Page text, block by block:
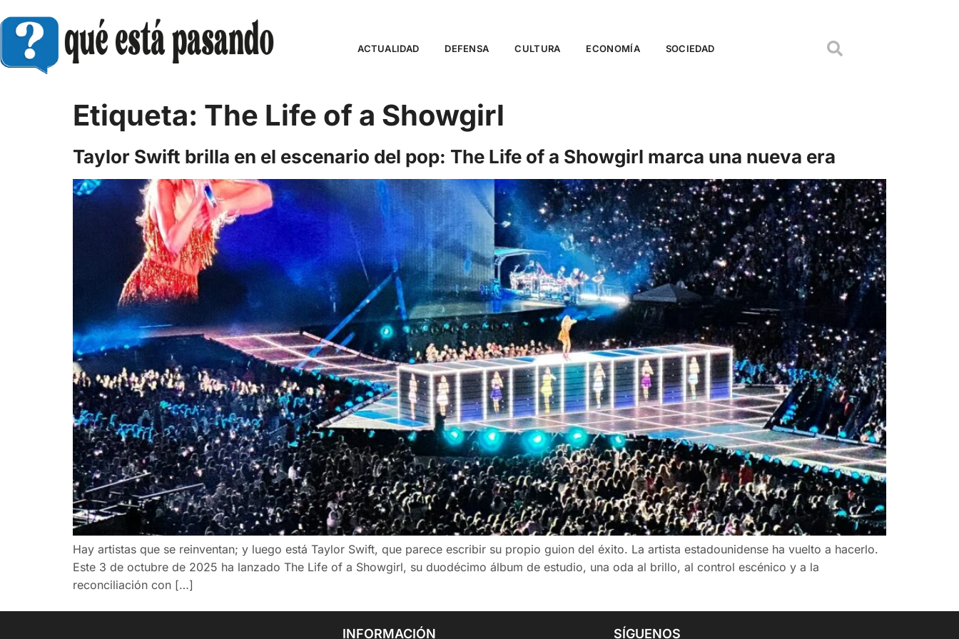
ACTUALIDAD DEFENSA CULTURA ECONOMÍA SOCIEDAD
Etiqueta: The Life of a Showgirl
Taylor Swift brilla en el escenario del pop: The Life of a Showgirl marca una nueva era
Hay artistas que se reinventan; y luego está Taylor Swift, que parece escribir su propio guion del éxito. La artista estadounidense ha vuelto a hacerlo.
Este 3 de octubre de 2025 ha lanzado The Life of a Showgirl, su duodécimo álbum de estudio, una oda al brillo, al control escénico y a la
reconciliación con […]
INFORMACIÓN SÍGUENOS